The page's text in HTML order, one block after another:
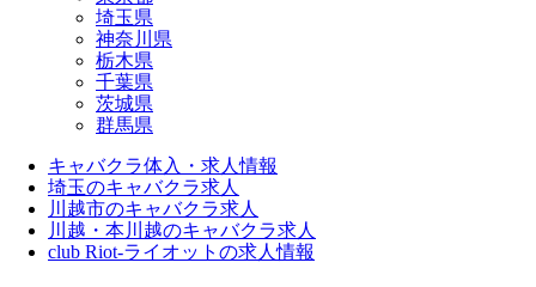
埼玉県
神奈川県
栃木県
千葉県
茨城県
群馬県
キャバクラ体入・求人情報
埼玉のキャバクラ求人
川越市のキャバクラ求人
川越・本川越のキャバクラ求人
club Riot-ライオットの求人情報